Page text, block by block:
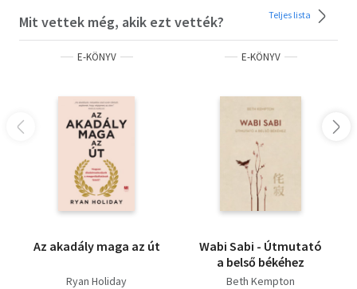
csodálatosan érzed magad!" Louise L. Hay (Az Éld az
életed! és Az erő benned van! című bestsellerek szerzője)
A letöltéssel kapcsolatos kérdésekre itt találhat választ.
Olvasd el mások véleményét is!
Mit vettek még, akik ezt vették? Teljes lista
E-KÖNYV
Az akadály maga az út
Ryan Holiday
E-KÖNYV
Wabi Sabi - Útmutató
a belső békéhez
Beth Kempton